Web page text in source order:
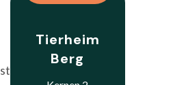
Tierheim
Berg